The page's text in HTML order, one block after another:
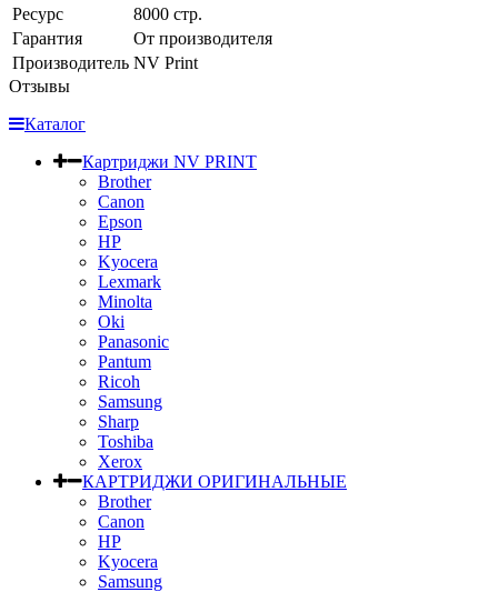
Ресурс
8000 стр.
Гарантия
От производителя
Производитель NV Print
Отзывы
Каталог
Картриджи NV PRINT
Brother
Canon
Epson
HP
Kyocera
Lexmark
Minolta
Oki
Panasonic
Pantum
Ricoh
Samsung
Sharp
Toshiba
Xerox
КАРТРИДЖИ ОРИГИНАЛЬНЫЕ
Brother
Canon
HP
Kyocera
Samsung